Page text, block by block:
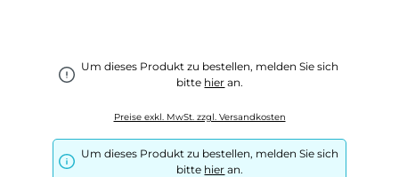
Um dieses Produkt zu bestellen, melden Sie sich
bitte hier an.
Preise exkl. MwSt. zzgl. Versandkosten
Um dieses Produkt zu bestellen, melden Sie sich
bitte hier an.